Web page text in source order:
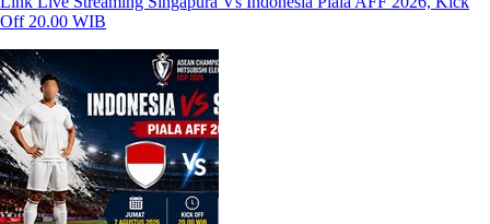
Off 20.00 WIB